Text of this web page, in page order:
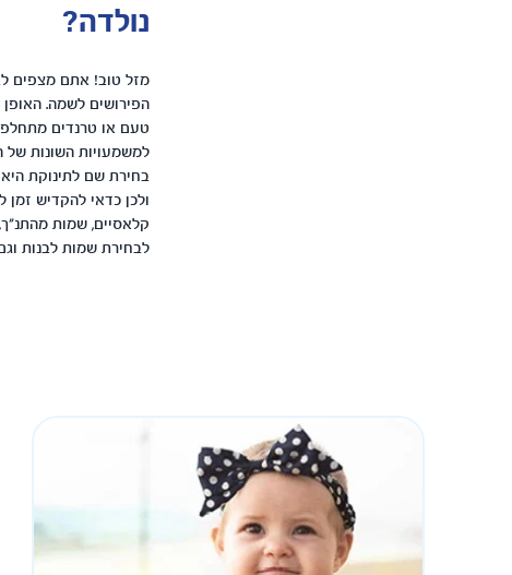
נולדה?
מזל טוב! אתם מצפים
הפירושים לשמה. האופן
טעם או טרנדים
למשמעויות השונות
בחירת שם לתינוקת היא
ולכן כדאי להקדיש זמן
קלאסיים, שמות
לבחירת שמות לבנות